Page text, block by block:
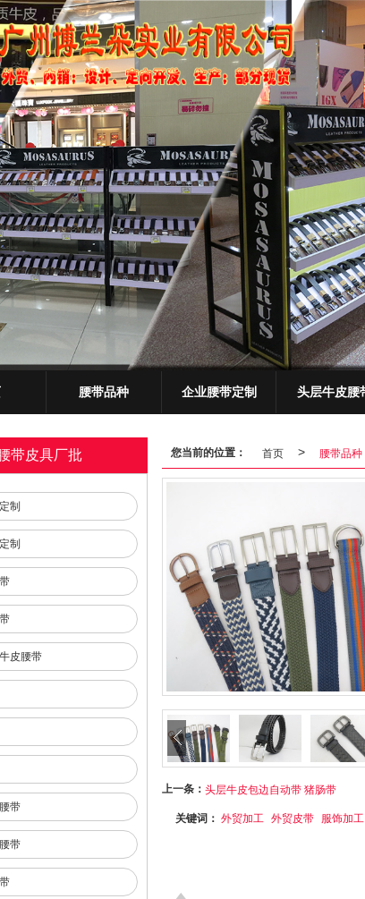
因您的浏览器版本过低导致无法获得最佳浏览体验，推
腰带品种 企业腰带定制 头层牛皮腰
您当前的位置： 首页 > 腰带品种
上一条： 头层牛皮包边自动带 猪肠带
关键词： 外贸加工 外贸皮带 服饰加工
带皮具厂批
制
制
皮腰带
带
带